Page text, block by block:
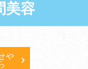
美容
や